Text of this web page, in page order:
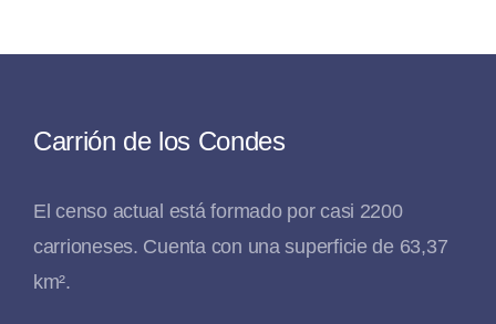
Carrión de los Condes
El censo actual está formado por casi 2200
carrioneses. Cuenta con una superficie de 63,37
km².